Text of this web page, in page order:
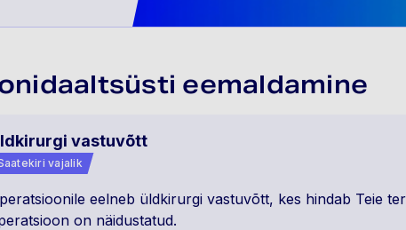
eemaldamine
vastuvõtt
vajalik
eelneb üldkirurgi vastuvõtt, kes hindab Teie
on näidustatud.